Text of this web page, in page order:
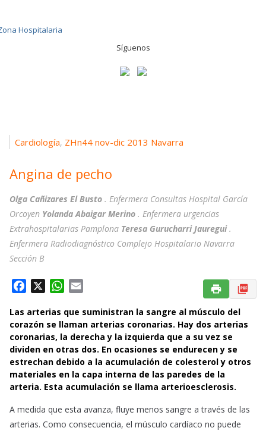
Síguenos
Cardiología, ZHn44 nov-dic 2013 Navarra
Angina de pecho
Olga Cañizares El Busto . Enfermera Consultas Hospital García
Orcoyen Yolanda Abaigar Merino . Enfermera urgencias
Extrahospitalarias Pamplona Teresa Gurucharri Jauregui.
Enfermera Radiodiagnóstico Complejo Hospitalario Navarra
Sección B
c
e
b
o
o
k
W
a
t
s
A
p
p
a
i
l
Las arterias que suministran la sangre al músculo del
corazón se llaman arterias coronarias. Hay dos arterias
coronarias, la derecha y la izquierda que a su vez se
dividen en otras dos. En ocasiones se endurecen y se
estrechan debido a la acumulación de colesterol y otros
materiales en la capa interna de las paredes de la
arteria. Esta acumulación se llama arterioesclerosis.
A medida que esta avanza, fluye menos sangre a través de las
arterias. Como consecuencia, el músculo cardíaco no puede